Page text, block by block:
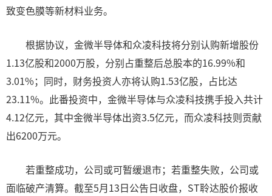
致变色膜等新材料业务。
根据协议，金微半导体和众凌科技将分别认购新增股份
1.13亿股和2000万股，分别占重整后总股本的16.99%和
3.01%；同时，财务投资人亦将认购1.53亿股，占比达
23.11%。此番投资中，金微半导体与众凌科技携手投入共计
4.12亿元，其中金微半导体出资3.5亿元，而众凌科技则贡献
出6200万元。
若重整成功，公司或可暂缓退市；若重整失败，公司或
面临破产清算。截至5月13日公告日收盘，ST聆达股价报收